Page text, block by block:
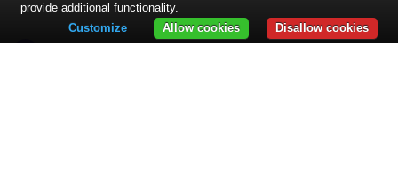
provide additional functionality.
Disallow cookies
Allow cookies
Customize